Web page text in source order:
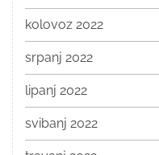
kolovoz 2022
srpanj 2022
lipanj 2022
svibanj 2022